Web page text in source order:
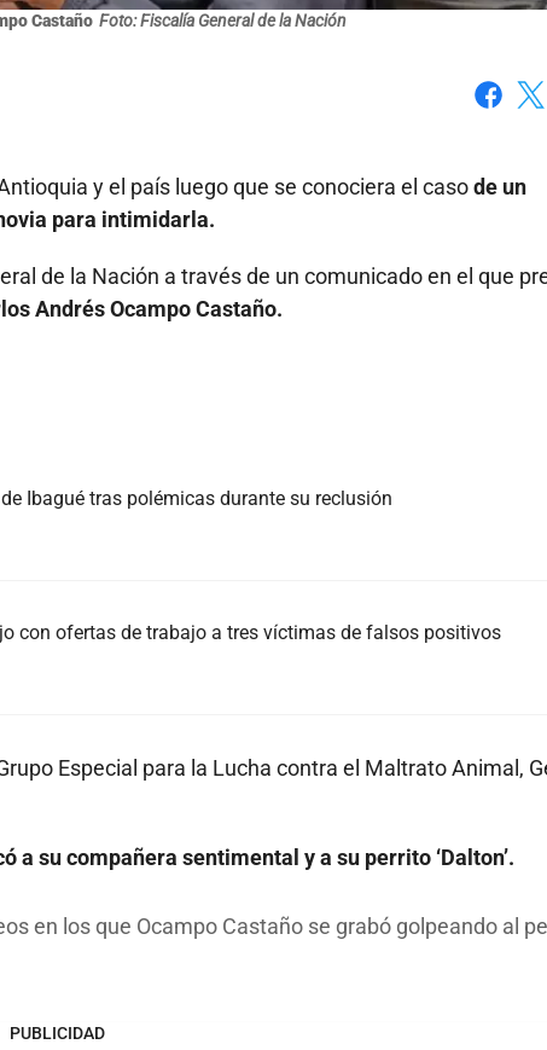
Castaño Foto: Fiscalía General de la Nación
y el país luego que se conociera el casode un
para intimidarla.
de la Nación a través de un comunicado en el que
Andrés Ocampo Castaño.
Ibagué tras polémicas durante su reclusión
con ofertas de trabajo a tres víctimas de falsos positivos
Especial para la Lucha contra el Maltrato Animal,
a su compañera sentimental y a su perrito ‘Dalton’.
en los que Ocampo Castaño se grabó golpeando al
PUBLICIDAD